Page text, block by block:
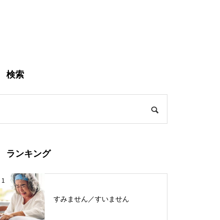
検索
ランキング
1
すみません／すいません